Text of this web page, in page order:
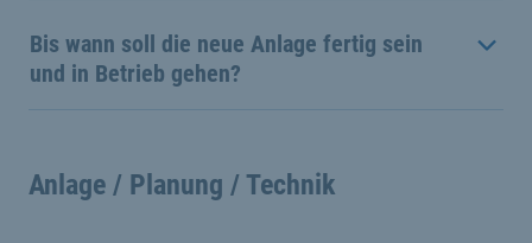
Bis wann soll die neue Anlage fertig sein
und in Betrieb gehen?
Anlage / Planung / Technik